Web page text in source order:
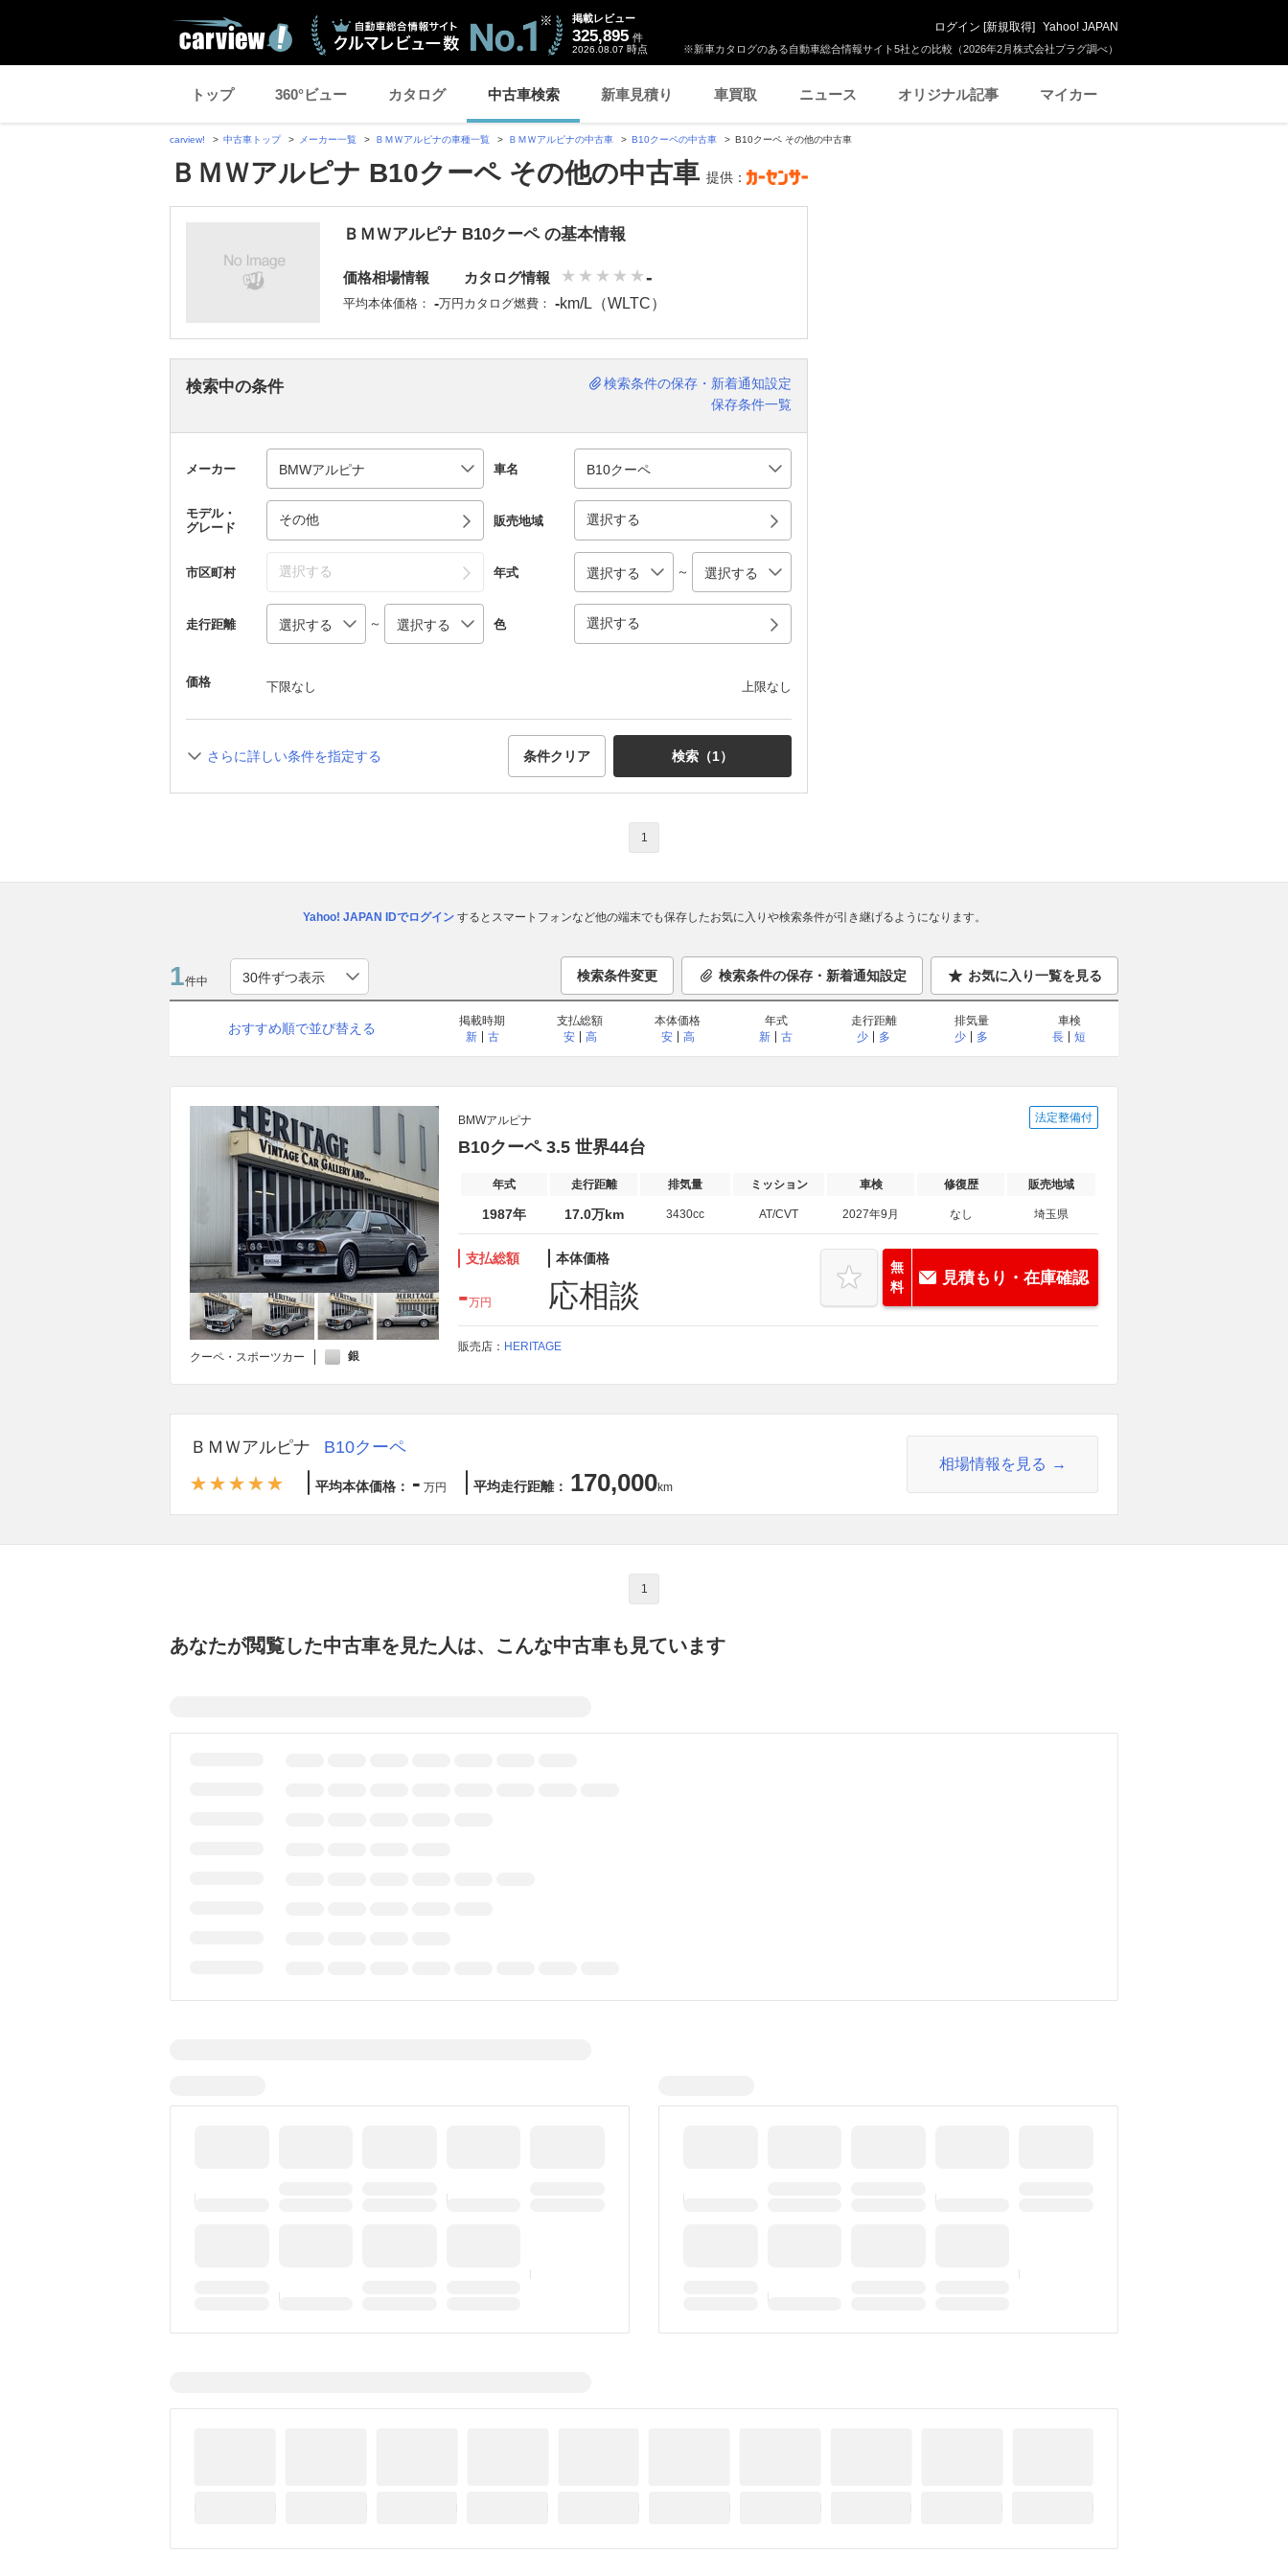
※新車カタログのある自動車総合情報サイト5社との比較（2026年2月株式会社プラグ調べ）
掲載レビュー
325,895 件
2026.08.07 時点
ログイン [新規取得] Yahoo! JAPAN
トップ 360°ビュー カタログ 中古車検索 新車見積り 車買取 ニュース オリジナル記事 マイカー
carview! 中古車トップ メーカー一覧 ＢＭＷアルピナの車種一覧 ＢＭＷアルピナの中古車 B10クーペの中古車 B10クーペ その他の中古車
ＢＭＷアルピナ B10クーペ その他の中古車 提供：
ＢＭＷアルピナ B10クーペ の基本情報
価格相場情報
平均本体価格： -万円
カタログ情報 -
カタログ燃費： -km/L（WLTC）
検索中の条件
検索条件の保存・新着通知設定
保存条件一覧
メーカー 車名
モデル・
グレード
その他 販売地域 選択する
市区町村 選択する 年式 ～
走行距離 ～ 色 選択する
価格 下限なし 上限なし
さらに詳しい条件を指定する 条件クリア 検索（1）
1
Yahoo! JAPAN IDでログインするとスマートフォンなど他の端末でも保存したお気に入りや検索条件が引き継げるようになります。
1件中 検索条件変更 検索条件の保存・新着通知設定 お気に入り一覧を見る
おすすめ順で並び替える
掲載時期
新
古
支払総額
安
高
本体価格
安
高
年式
新
古
走行距離
少
多
排気量
少
多
車検
長
短
クーペ・スポーツカー 銀
BMWアルピナ 法定整備付
B10クーペ 3.5 世界44台
年式 走行距離 排気量 ミッション 車検 修復歴 販売地域
1987年 17.0万km 3430cc AT/CVT 2027年9月 なし 埼玉県
支払総額
-万円
本体価格
応相談
無
料
見積もり・在庫確認
販売店： HERITAGE
ＢＭＷアルピナ B10クーペ
平均本体価格： - 万円 平均走行距離： 170,000km
相場情報を見る
1
あなたが閲覧した中古車を見た人は、こんな中古車も見ています